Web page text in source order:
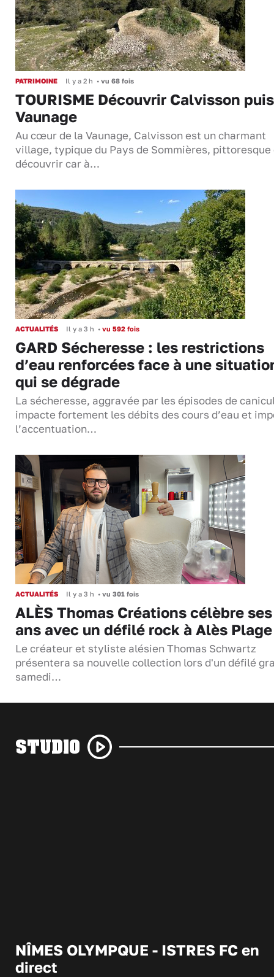
PATRIMOINE Il y a 2 h • vu 68 fois
TOURISME Découvrir Calvisson
Vaunage
Au cœur de la Vaunage, Calvisson est un charmant
village, typique du Pays de Sommières, pittoresque
découvrir car à…
ACTUALITÉS Il y a 3 h • vu 592 fois
GARD Sécheresse : les restrictions
d’eau renforcées face à une
qui se dégrade
La sécheresse, aggravée par les épisodes de
impacte fortement les débits des cours d’eau et
l’accentuation…
ACTUALITÉS Il y a 3 h • vu 301 fois
ALÈS Thomas Créations célèbre
ans avec un défilé rock à Alès Plage
Le créateur et styliste alésien Thomas Schwartz
présentera sa nouvelle collection lors d'un défilé
samedi…
STUDIO
NÎMES OLYMPQUE - ISTRES FC en
direct